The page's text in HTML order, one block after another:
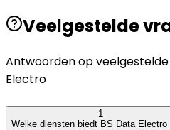
Veelgestelde
Antwoorden op
Electro
1
Welke diensten biedt BS Data Electro